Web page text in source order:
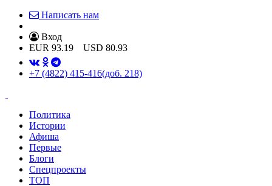
Написать нам
Вход
EUR 93.19 USD 80.93
+7 (4822) 415-416(доб. 218)
Политика
Истории
Афиша
Первые
Блоги
Спецпроекты
ТОП